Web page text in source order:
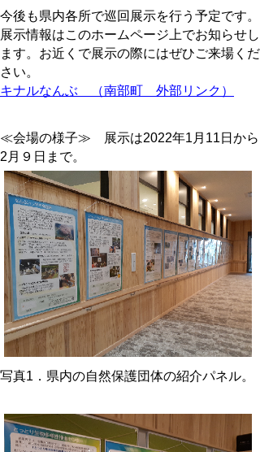
今後も県内各所で巡回展示を行う予定です。
展示情報はこのホームページ上でお知らせし
ます。お近くで展示の際にはぜひご来場くだ
さい。
キナルなんぶ （南部町 外部リンク ）
≪会場の様子≫ 展示は2022年1月11日から
2月９日まで。
写真1．県内の自然保護団体の紹介パネル。